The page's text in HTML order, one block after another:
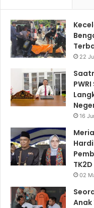
22
16
TK2D
02
Anak